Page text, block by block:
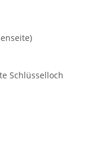
Schlüsselloch